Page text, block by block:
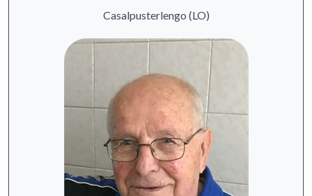
Casalpusterlengo (LO)